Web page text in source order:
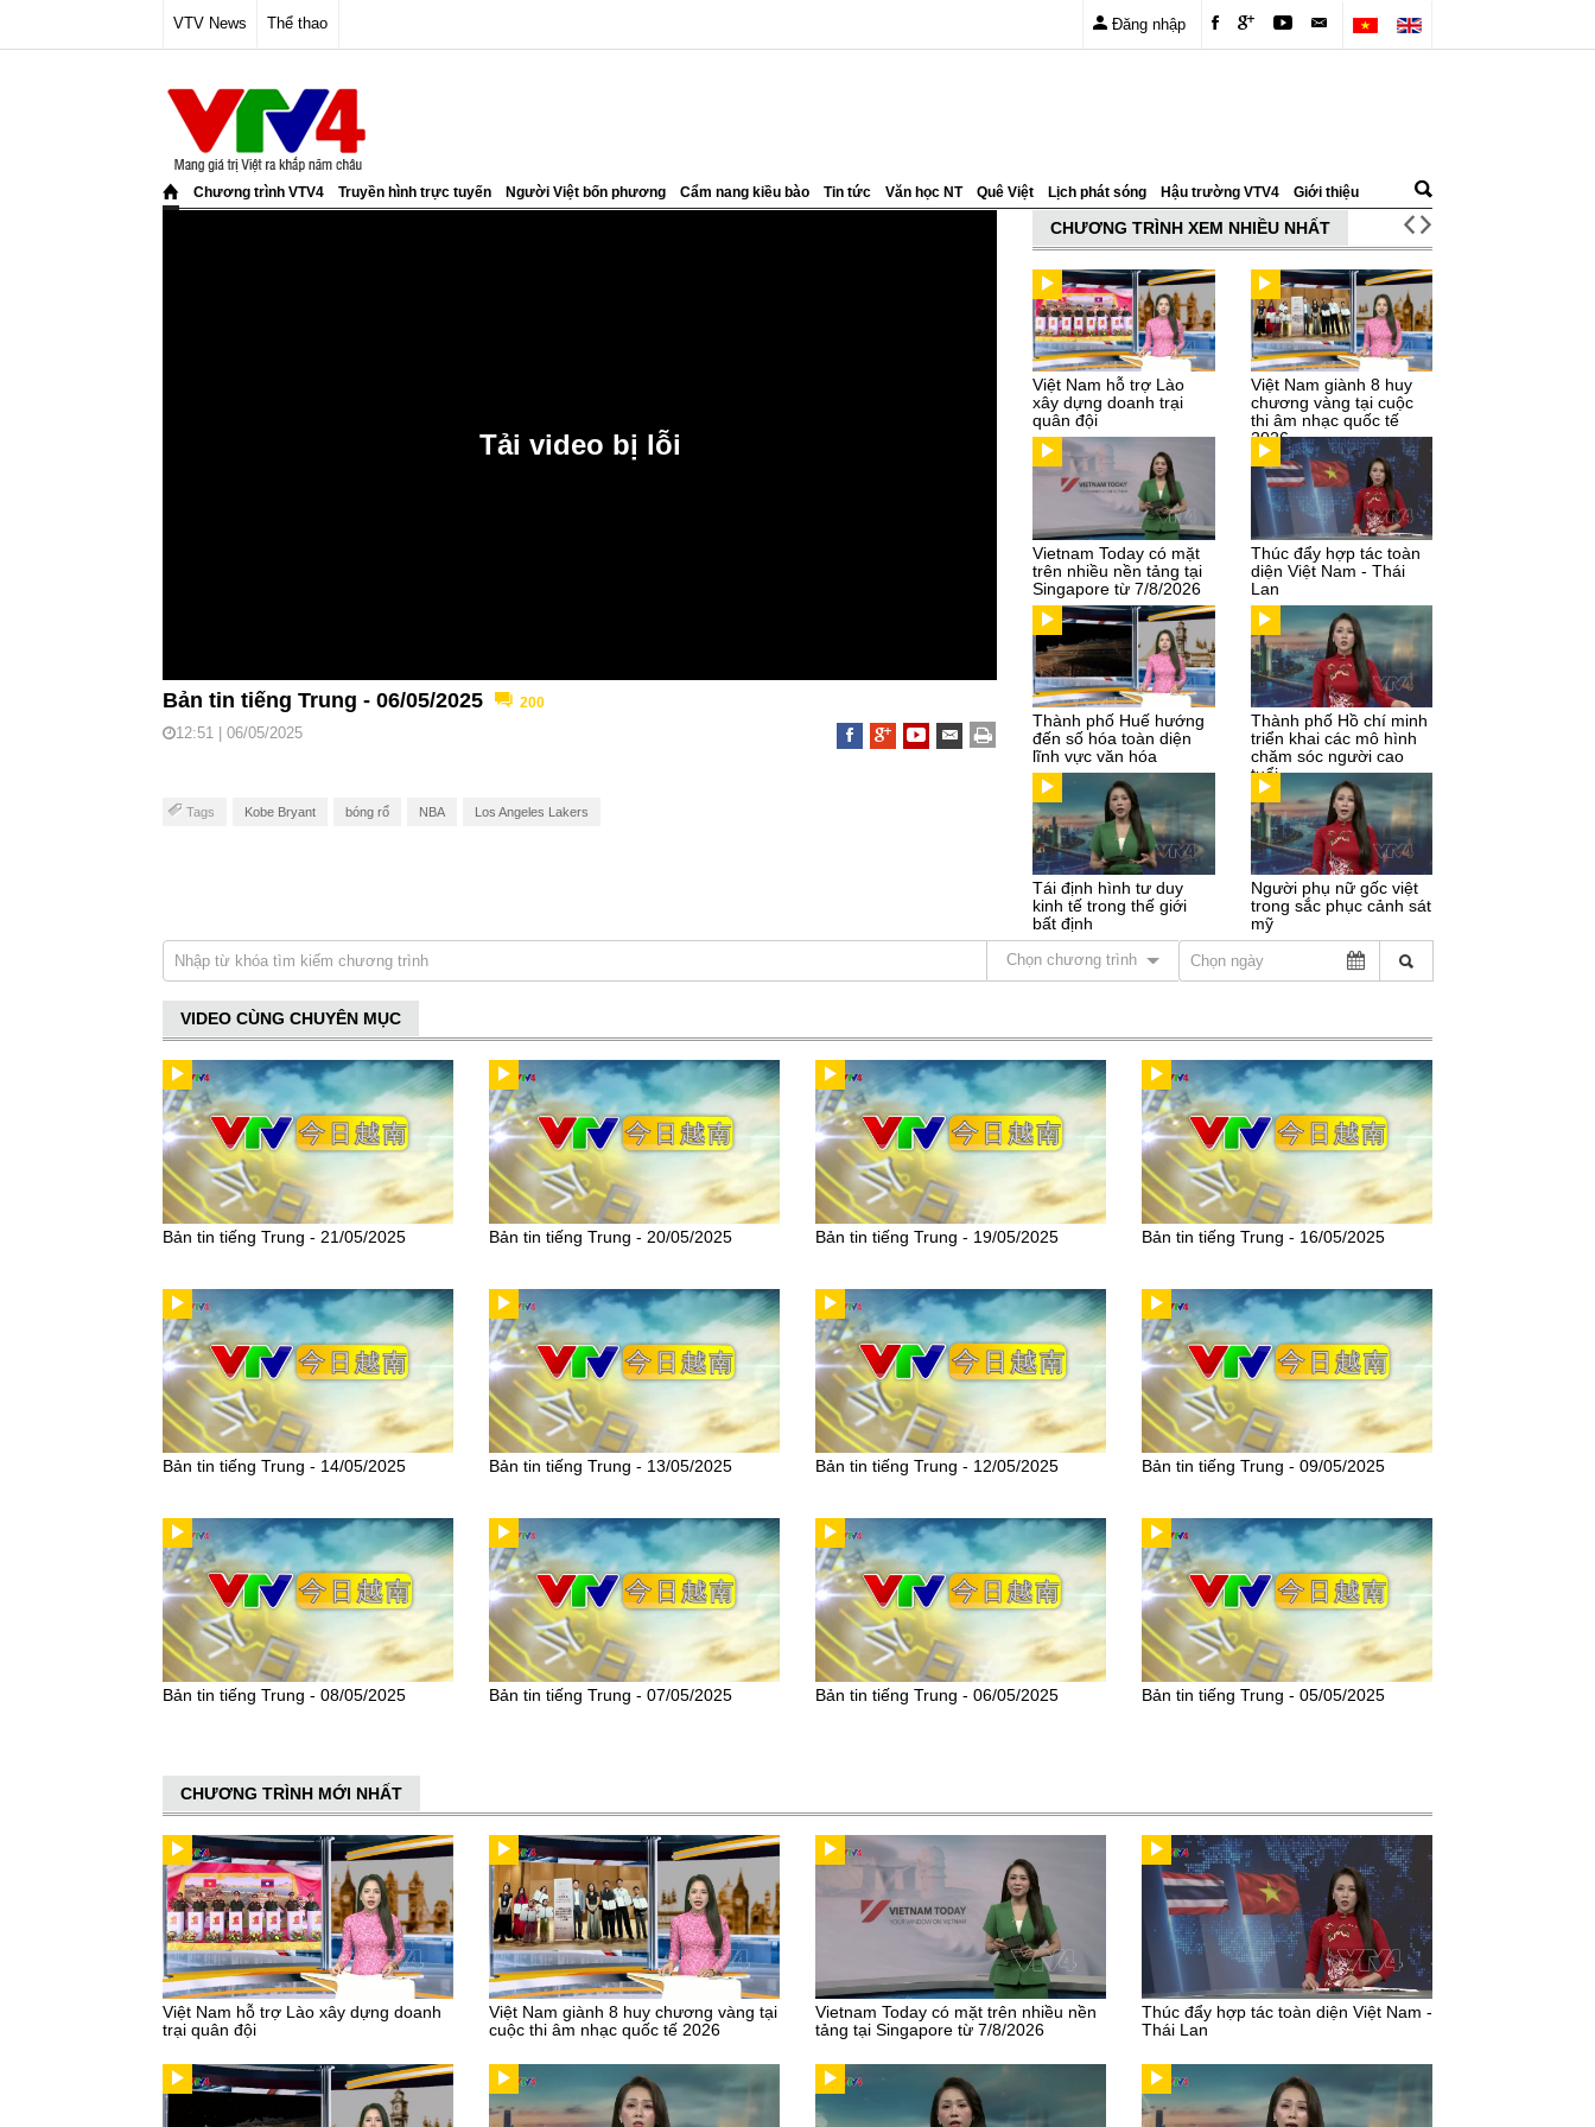
VTV News Thể thao Đăng nhập
Chương trình VTV4 Truyền hình trực tuyến Người Việt bốn phương Cẩm nang kiều bào Tin tức Văn học NT Quê Việt Lịch phát sóng Hậu trường VTV4 Giới thiệu
Bản tin tiếng Trung - 06/05/2025 200
12:51 | 06/05/2025
Tags Kobe Bryant bóng rổ NBA Los Angeles Lakers
CHƯƠNG TRÌNH XEM NHIỀU NHẤT
Việt Nam hỗ trợ Lào
xây dựng doanh trại
quân đội
Việt Nam giành 8 huy
chương vàng tại cuộc
thi âm nhạc quốc tế
2026
Vietnam Today có mặt
trên nhiều nền tảng tại
Singapore từ 7/8/2026
Thúc đẩy hợp tác toàn
diện Việt Nam - Thái
Lan
Thành phố Huế hướng
đến số hóa toàn diện
lĩnh vực văn hóa
Thành phố Hồ chí minh
triển khai các mô hình
chăm sóc người cao
tuổi
Tái định hình tư duy
kinh tế trong thế giới
bất định
Người phụ nữ gốc việt
trong sắc phục cảnh sát
mỹ
Chọn chương trình
VIDEO CÙNG CHUYÊN MỤC
Bản tin tiếng Trung - 21/05/2025 Bản tin tiếng Trung - 20/05/2025 Bản tin tiếng Trung - 19/05/2025 Bản tin tiếng Trung - 16/05/2025
Bản tin tiếng Trung - 14/05/2025 Bản tin tiếng Trung - 13/05/2025 Bản tin tiếng Trung - 12/05/2025 Bản tin tiếng Trung - 09/05/2025
Bản tin tiếng Trung - 08/05/2025 Bản tin tiếng Trung - 07/05/2025 Bản tin tiếng Trung - 06/05/2025 Bản tin tiếng Trung - 05/05/2025
CHƯƠNG TRÌNH MỚI NHẤT
Việt Nam hỗ trợ Lào xây dựng doanh
trại quân đội
Việt Nam giành 8 huy chương vàng tại
cuộc thi âm nhạc quốc tế 2026
Vietnam Today có mặt trên nhiều nền
tảng tại Singapore từ 7/8/2026
Thúc đẩy hợp tác toàn diện Việt Nam -
Thái Lan